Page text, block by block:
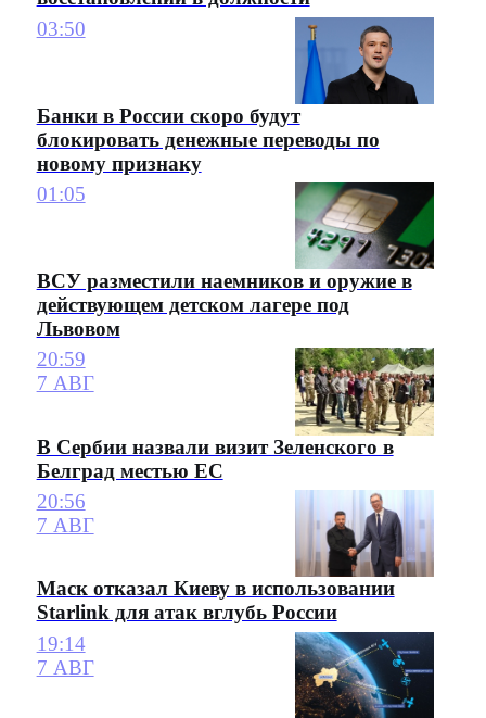
03:50
Банки в России скоро будут
блокировать денежные переводы по
новому признаку
01:05
ВСУ разместили наемников и оружие в
действующем детском лагере под
Львовом
20:59
7 АВГ
В Сербии назвали визит Зеленского в
Белград местью ЕС
20:56
7 АВГ
Маск отказал Киеву в использовании
Starlink для атак вглубь России
19:14
7 АВГ